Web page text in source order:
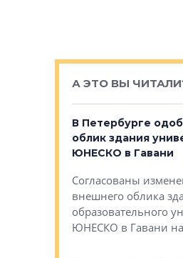
А ЭТО ВЫ
В Петербурге
облик здания
ЮНЕСКО в Гавани
Согласованы
внешнего облика
образовательного
ЮНЕСКО в Гавани